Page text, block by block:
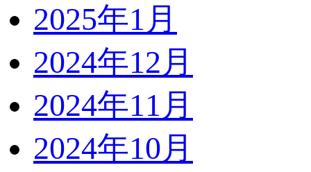
2025年1月
2024年12月
2024年11月
2024年10月